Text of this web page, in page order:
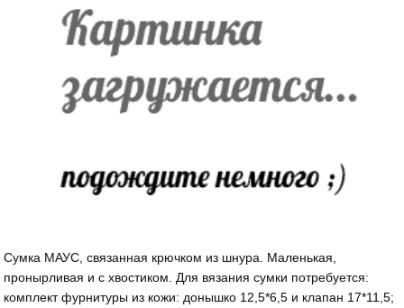
Сумка МАУС, связанная крючком из шнура. Маленькая,
пронырливая и с хвостиком. Для вязания сумки потребуется:
комплект фурнитуры из кожи: донышко 12,5*6,5 и клапан 17*11,5;